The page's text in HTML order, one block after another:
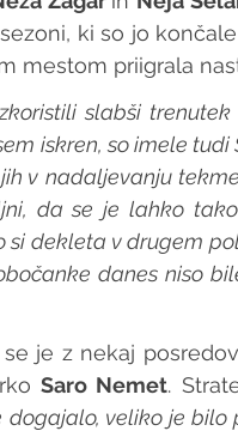
ki so jo
mestom priigrala
slabši
iskren, so imele
v nadaljevanju
da se je lahko
si dekleta v drugem
danes niso
je z nekaj
Saro Nemet.
dogajalo, veliko je bilo